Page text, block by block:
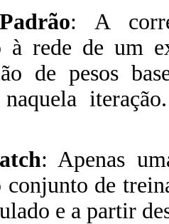
: A
à rede de um
de pesos
naquela
: Apenas
de
e a partir